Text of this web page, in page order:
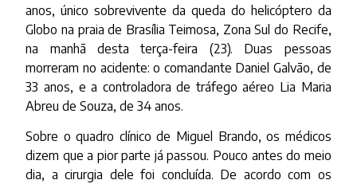
anos, único sobrevivente da queda do helicóptero da
Globo na praia de Brasília Teimosa, Zona Sul do Recife,
na manhã desta terça-feira (23). Duas pessoas
morreram no acidente: o comandante Daniel Galvão, de
33 anos, e a controladora de tráfego aéreo Lia Maria
Abreu de Souza, de 34 anos.
Sobre o quadro clínico de Miguel Brando, os médicos
dizem que a pior parte já passou. Pouco antes do meio
dia, a cirurgia dele foi concluída. De acordo com os